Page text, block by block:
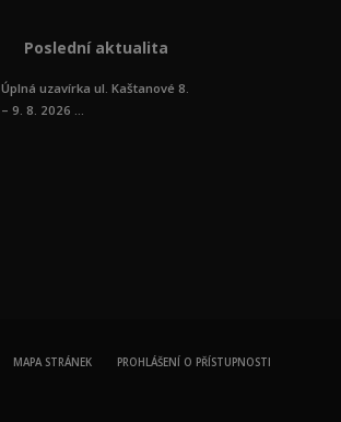
Poslední aktualita
Úplná uzavírka ul. Kaštanové 8.
– 9. 8. 2026 ...
MAPA STRÁNEK PROHLÁŠENÍ O PŘÍSTUPNOSTI